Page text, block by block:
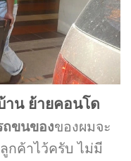
าน ย้ายคอนโด
ถขนของของผมจะ
กค้าไว้ครับ ไม่มี